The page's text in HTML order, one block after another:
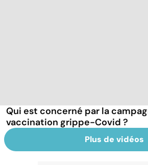
Qui est concerné par la
vaccination grippe-Covid ?
Plus de vidéos